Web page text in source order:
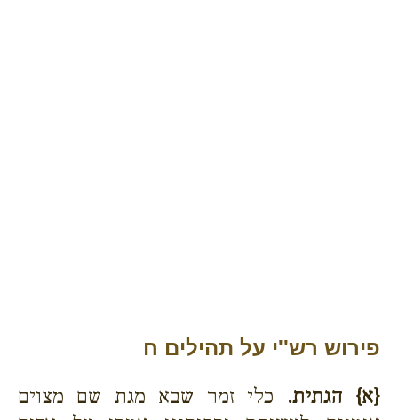
פירוש רש''י על תהילים ח
{א} הגתית. כלי זמר שבא מגת שם מצוים